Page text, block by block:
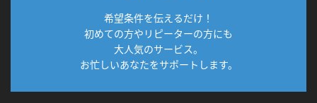
希望条件を伝えるだけ！
初めての方やリピーターの方にも
大人気のサービス。
お忙しいあなたをサポートします。